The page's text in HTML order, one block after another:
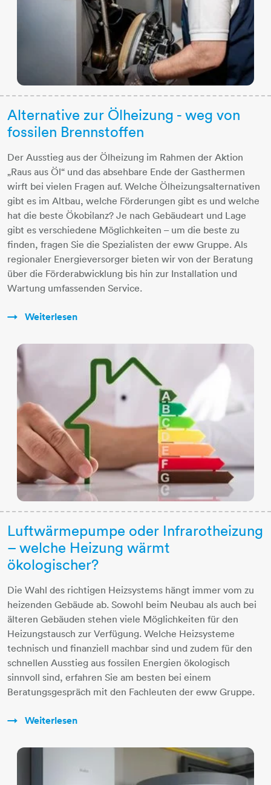
Alternative zur Ölheizung - weg von
fossilen Brennstoffen
Der Ausstieg aus der Ölheizung im Rahmen der Aktion
„Raus aus Öl“ und das absehbare Ende der Gasthermen
wirft bei vielen Fragen auf. Welche Ölheizungsalternativen
gibt es im Altbau, welche Förderungen gibt es und welche
hat die beste Ökobilanz? Je nach Gebäudeart und Lage
gibt es verschiedene Möglichkeiten – um die beste zu
finden, fragen Sie die Spezialisten der eww Gruppe. Als
regionaler Energieversorger bieten wir von der Beratung
über die Förderabwicklung bis hin zur Installation und
Wartung umfassenden Service.
Weiterlesen
Luftwärmepumpe oder Infrarotheizung
– welche Heizung wärmt
ökologischer?
Die Wahl des richtigen Heizsystems hängt immer vom zu
heizenden Gebäude ab. Sowohl beim Neubau als auch bei
älteren Gebäuden stehen viele Möglichkeiten für den
Heizungstausch zur Verfügung. Welche Heizsysteme
technisch und finanziell machbar sind und zudem für den
schnellen Ausstieg aus fossilen Energien ökologisch
sinnvoll sind, erfahren Sie am besten bei einem
Beratungsgespräch mit den Fachleuten der eww Gruppe.
Weiterlesen